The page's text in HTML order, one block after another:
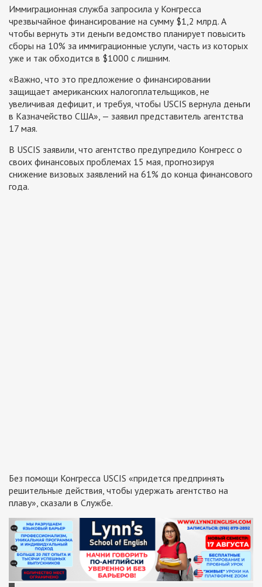
Иммиграционная служба запросила у Конгресса
чрезвычайное финансирование на сумму $1,2 млрд. А
чтобы вернуть эти деньги ведомство планирует повысить
сборы на 10% за иммиграционные услуги, часть из которых
уже и так обходится в $1000 с лишним.
«Важно, что это предложение о финансировании
защищает американских налогоплательщиков, не
увеличивая дефицит, и требуя, чтобы USCIS вернула деньги
в Казначейство США», — заявил представитель агентства
17 мая.
В USCIS заявили, что агентство предупредило Конгресс о
своих финансовых проблемах 15 мая, прогнозируя
снижение визовых заявлений на 61% до конца финансового
года.
Без помощи Конгресса USCIS «придется предпринять
решительные действия, чтобы удержать агентство на
плаву», сказали в Службе.